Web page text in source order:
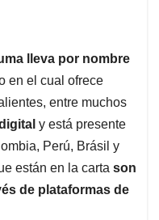
lleva por nombre
en el cual ofrece
entre muchos
y está presente
Perú, Brásil y
están en la carta son
de plataformas de